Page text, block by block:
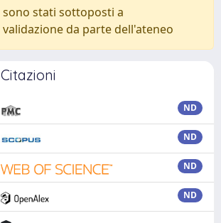
sono stati sottoposti a
validazione da parte dell'ateneo
Citazioni
ND
ND
ND
ND